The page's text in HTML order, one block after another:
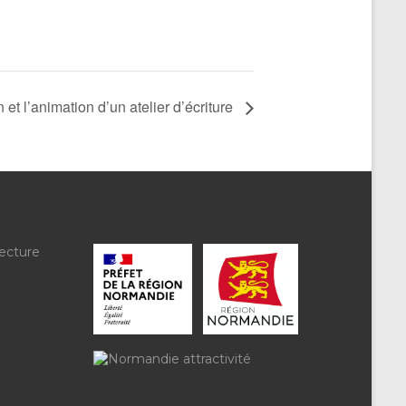
l’animation d’un atelier d’écriture